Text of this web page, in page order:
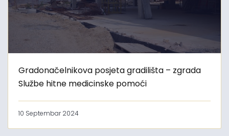
Gradonačelnikova posjeta gradilišta – zgrada
Službe hitne medicinske pomoći
10 Septembar 2024